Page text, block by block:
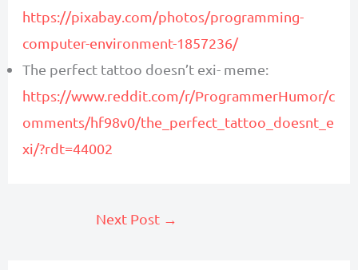
https://pixabay.com/photos/programming-
computer-environment-1857236/
The perfect tattoo doesn’t exi- meme:
https://www.reddit.com/r/ProgrammerHumor/c
omments/hf98v0/the_perfect_tattoo_doesnt_e
xi/?rdt=44002
Next Post →